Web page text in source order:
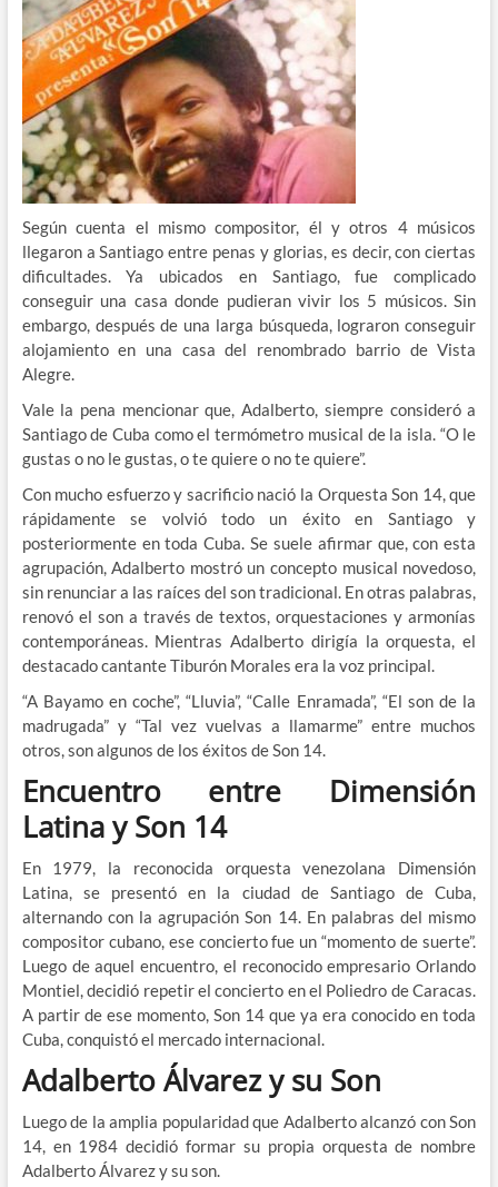
Según cuenta el mismo compositor, él y otros 4 músicos
llegaron a Santiago entre penas y glorias, es decir, con ciertas
dificultades. Ya ubicados en Santiago, fue complicado
conseguir una casa donde pudieran vivir los 5 músicos. Sin
embargo, después de una larga búsqueda, lograron conseguir
alojamiento en una casa del renombrado barrio de Vista
Alegre.
Vale la pena mencionar que, Adalberto, siempre consideró a
Santiago de Cuba como el termómetro musical de la isla. “O le
gustas o no le gustas, o te quiere o no te quiere”.
Con mucho esfuerzo y sacrificio nació la Orquesta Son 14, que
rápidamente se volvió todo un éxito en Santiago y
posteriormente en toda Cuba. Se suele afirmar que, con esta
agrupación, Adalberto mostró un concepto musical novedoso,
sin renunciar a las raíces del son tradicional. En otras palabras,
renovó el son a través de textos, orquestaciones y armonías
contemporáneas. Mientras Adalberto dirigía la orquesta, el
destacado cantante Tiburón Morales era la voz principal.
“A Bayamo en coche”, “Lluvia”, “Calle Enramada”, “El son de la
madrugada” y “Tal vez vuelvas a llamarme” entre muchos
otros, son algunos de los éxitos de Son 14.
Encuentro entre Dimensión
Latina y Son 14
En 1979, la reconocida orquesta venezolana Dimensión
Latina, se presentó en la ciudad de Santiago de Cuba,
alternando con la agrupación Son 14. En palabras del mismo
compositor cubano, ese concierto fue un “momento de suerte”.
Luego de aquel encuentro, el reconocido empresario Orlando
Montiel, decidió repetir el concierto en el Poliedro de Caracas.
A partir de ese momento, Son 14 que ya era conocido en toda
Cuba, conquistó el mercado internacional.
Adalberto Álvarez y su Son
Luego de la amplia popularidad que Adalberto alcanzó con Son
14, en 1984 decidió formar su propia orquesta de nombre
Adalberto Álvarez y su son.